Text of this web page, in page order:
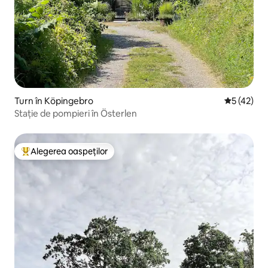
Turn în Köpingebro Scor
5 (42)
Stație de pompieri în Österlen
Locuință din topul categoriei Alegerea oaspeților
Alegerea oaspeților